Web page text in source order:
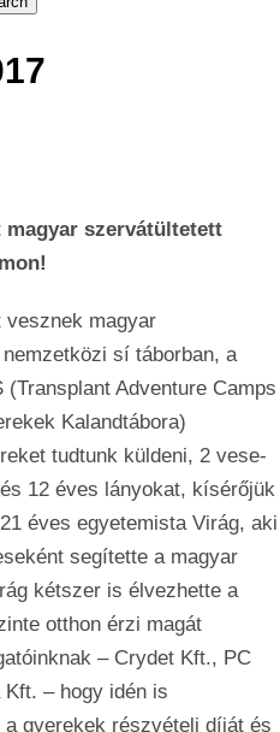
magyar szervátültetett
vesznek magyar
sí táborban, a
Adventure Camps
Kalandtábora)
tudtunk küldeni, 2 vese-
12 éves lányokat, kísérőjük
éves egyetemista Virág, aki
segítette a magyar
kétszer is élvezhette a
otthon érzi magát
– Crydet Kft., PC
– hogy idén is
gyerekek részvételi díját és